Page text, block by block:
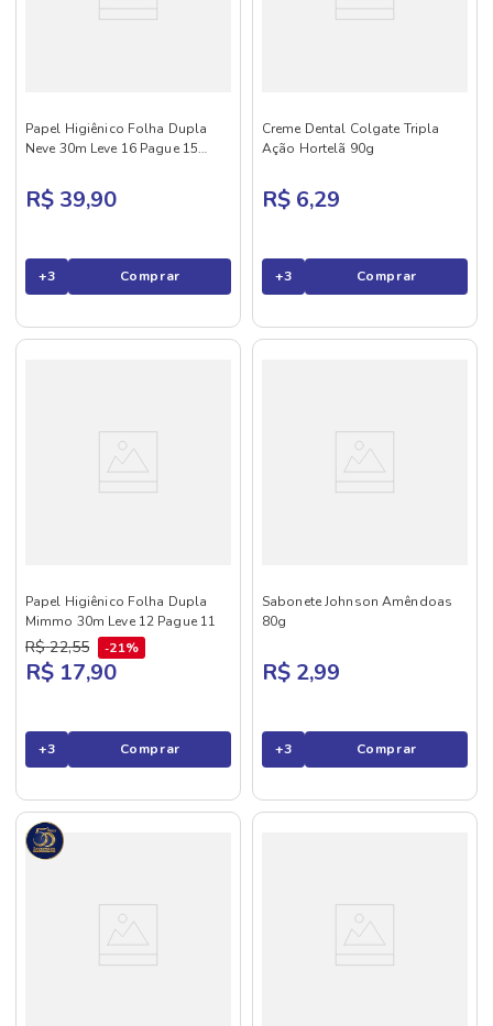
Papel Higiênico Folha Dupla
Neve 30m Leve 16 Pague 15
R$ 39,90
+3 Comprar
Creme Dental Colgate Tripla
Ação Hortelã 90g
R$ 6,29
+3 Comprar
Papel Higiênico Folha Dupla
Mimmo 30m Leve 12 Pague 11
R$ 22,55 21%
R$ 17,90
+3 Comprar
Sabonete Johnson Amêndoas
80g
R$ 2,99
+3 Comprar